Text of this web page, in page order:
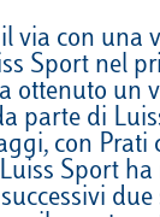
via con una
Sport nel
ottenuto un
parte di
con Prati
Sport ha
due